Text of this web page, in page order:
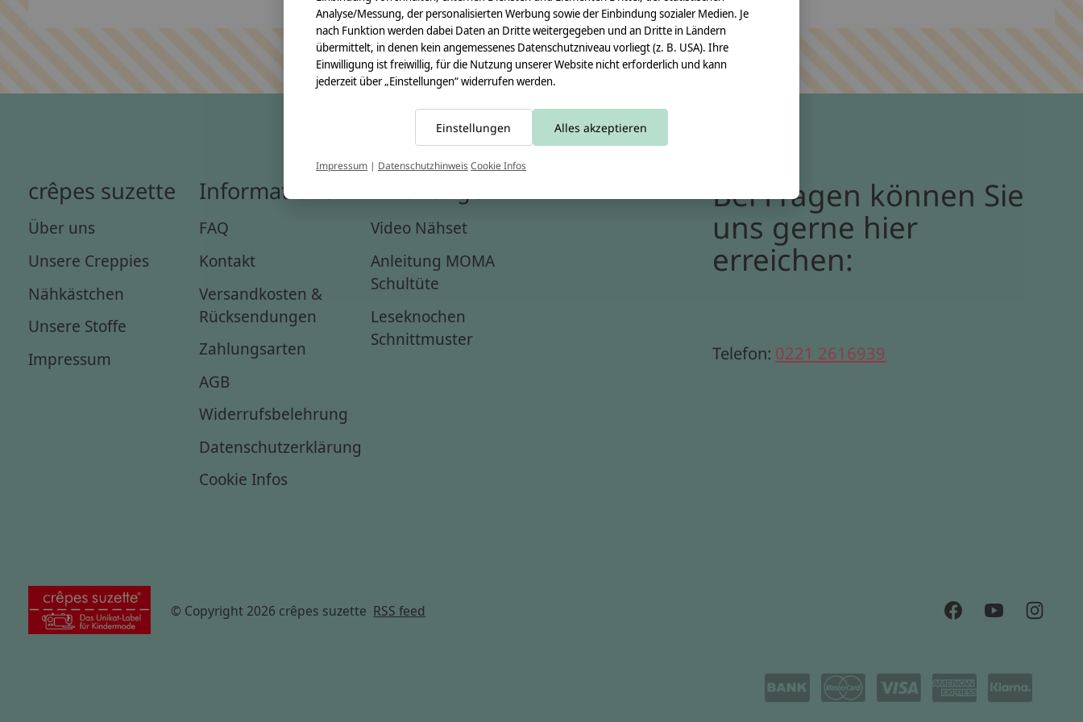
crêpes suzette
Über uns
Unsere Creppies
Nähkästchen
Unsere Stoffe
Impressum
Informationen
FAQ
Kontakt
Versandkosten &
Rücksendungen
Zahlungsarten
AGB
Widerrufsbelehrung
Datenschutzerklärung
Cookie Infos
Video Nähset
Anleitung MOMA
Schultüte
Leseknochen
Schnittmuster
Bei Fragen können Sie
uns gerne hier
erreichen:
Telefon: 0221 2616939
© Copyright 2026 crêpes suzette RSS feed
Analyse/Messung, der personalisierten Werbung sowie der Einbindung sozialer Medien. Je
nach Funktion werden dabei Daten an Dritte weitergegeben und an Dritte in Ländern
übermittelt, in denen kein angemessenes Datenschutzniveau vorliegt (z. B. USA). Ihre
Einwilligung ist freiwillig, für die Nutzung unserer Website nicht erforderlich und kann
jederzeit über „Einstellungen“ widerrufen werden.
Einstellungen Alles akzeptieren
Impressum | DatenschutzhinweisCookie Infos